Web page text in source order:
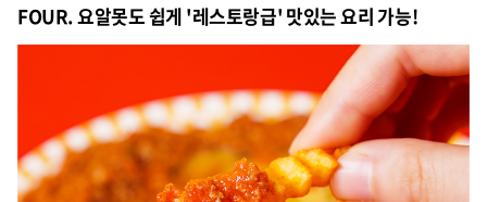
FOUR. 요알못도 쉽게 '레스토랑급' 맛있는 요리 가능!